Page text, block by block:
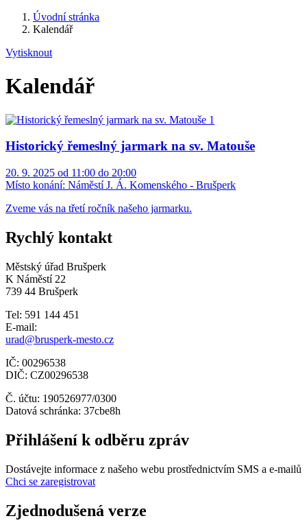
Úvodní stránka
Kalendář
Vytisknout
Kalendář
Historický řemeslný jarmark na sv. Matouše
20. 9. 2025 od 11:00 do 20:00
Místo konání: Náměstí J. Á. Komenského - Brušperk
Zveme vás na třetí ročník našeho jarmarku.
Rychlý kontakt
Městský úřad Brušperk
K Náměstí 22
739 44 Brušperk
Tel: 591 144 451
E-mail:
urad@brusperk-mesto.cz
IČ: 00296538
DIČ: CZ00296538
Č. účtu: 190526977/0300
Datová schránka: 37cbe8h
Přihlášení k odběru zpráv
Dostávejte informace z našeho webu prostřednictvím SMS a e-mailů
Chci se zaregistrovat
Zjednodušená verze